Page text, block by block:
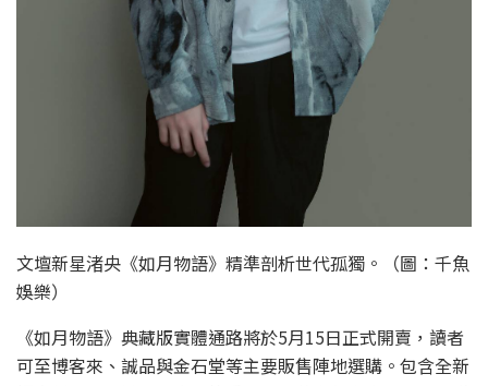
文壇新星渚央《如月物語》精準剖析世代孤獨。（圖：千魚
娛樂）
《如月物語》典藏版實體通路將於5月15日正式開賣，讀者
可至博客來、誠品與金石堂等主要販售陣地選購。包含全新